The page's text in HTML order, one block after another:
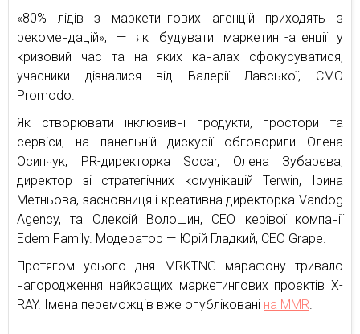
«80% лідів з маркетингових агенцій приходять з
рекомендацій», — як будувати маркетинг-агенції у
кризовий час та на яких каналах сфокусуватися,
учасники дізналися від Валерії Лавської, CMO
Promodo.
Як створювати інклюзивні продукти, простори та
сервіси, на панельній дискусії обговорили Олена
Осипчук, PR-директорка Socar, Олена Зубарєва,
директор зі стратегічних комунікацій Terwin, Ірина
Метньова, засновниця і креативна директорка Vandog
Agency, та Олексій Волошин, CEO керівої компанії
Edem Family. Модератор — Юрій Гладкий, CEO Grape.
Протягом усього дня MRKTNG марафону тривало
нагородження найкращих маркетингових проєктів X-
RAY. Імена переможців вже опубліковані на MMR.